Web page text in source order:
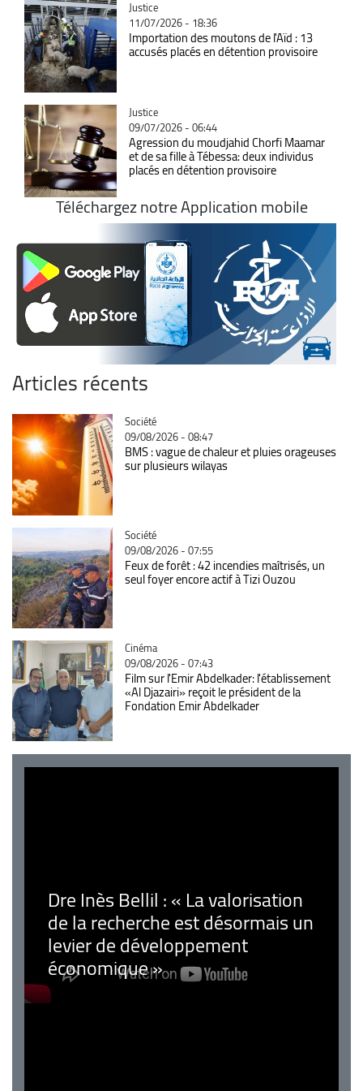
Catégorie
Justice
11/07/2026 - 18:36
Importation des moutons de l'Aïd : 13
accusés placés en détention provisoire
Catégorie
Justice
09/07/2026 - 06:44
Agression du moudjahid Chorfi Maamar
et de sa fille à Tébessa: deux individus
placés en détention provisoire
Téléchargez notre Application mobile
Articles récents
Catégorie
Société
09/08/2026 - 08:47
BMS : vague de chaleur et pluies orageuses
sur plusieurs wilayas
Catégorie
Société
09/08/2026 - 07:55
Feux de forêt : 42 incendies maîtrisés, un
seul foyer encore actif à Tizi Ouzou
Catégorie
Cinéma
09/08/2026 - 07:43
Film sur l'Emir Abdelkader: l'établissement
«Al Djazairi» reçoit le président de la
Fondation Emir Abdelkader
Dre Inès Bellil : « La valorisation
de la recherche est désormais un
levier de développement
économique »